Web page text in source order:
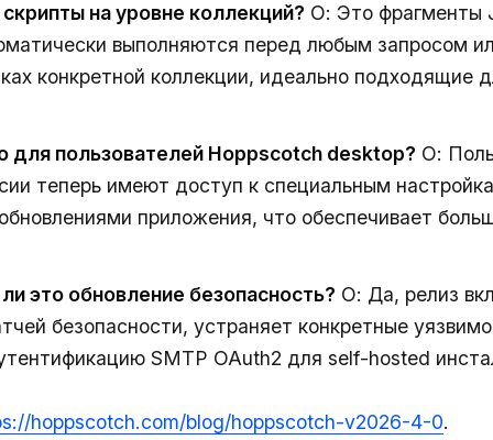
на уровне коллекций? О: Это фрагменты
выполняются перед любым запросом
конкретной коллекции, идеально подходящие
для пользователей Hoppscotch desktop? О:
теперь имеют доступ к специальным
приложения, что обеспечивает
это обновление безопасность? О: Да, релиз
безопасности, устраняет конкретные
SMTP OAuth2 для self-hosted
hoppscotch.com/blog/hoppscotch-v2026-4-0.